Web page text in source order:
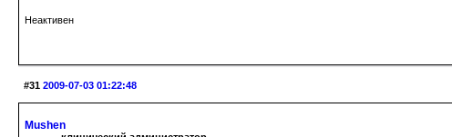
Неактивен
#31 2009-07-03 01:22:48
Mushen